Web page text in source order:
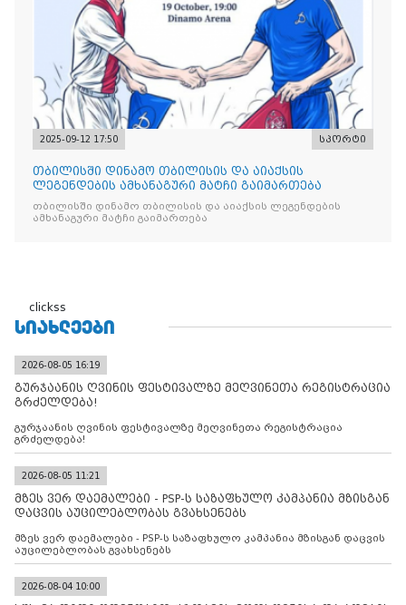
2025-09-12 17:50 სპორტი
თბილისში დინამო თბილისის და აიაქსის
ლეგენდების ამხანაგური მატჩი გაიმართება
თბილისში დინამო თბილისის და აიაქსის ლეგენდების
ამხანაგური მატჩი გაიმართება
clickss
ᲡᲘᲐᲮᲚᲔᲔᲑᲘ
2026-08-05 16:19
გურჯაანის ღვინის ფესტივალზე მეღვინეთა რეგისტრაცია
გრძელდება!
გურჯაანის ღვინის ფესტივალზე მეღვინეთა რეგისტრაცია
გრძელდება!
2026-08-05 11:21
მზეს ვერ დაემალები - PSP-ს საზაფხულო კამპანია მზისგან
დაცვის აუცილებლობას გვახსენებს
მზეს ვერ დაემალები - PSP-ს საზაფხულო კამპანია მზისგან დაცვის
აუცილებლობას გვახსენებს
2026-08-04 10:00